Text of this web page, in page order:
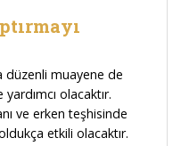
düzenli muayene de
olacaktır.
ve erken teşhisinde
etkili olacaktır.